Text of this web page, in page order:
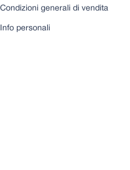
Condizioni generali di vendita
Info personali